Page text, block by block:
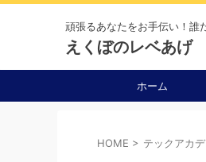
頑張るあなたをお手伝い！誰
えくぼのレベあげ
ホーム
HOME > テックアカ